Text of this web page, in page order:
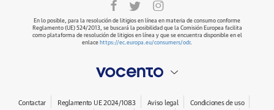
En lo posible, para la resolución de litigios en línea en materia de consumo conforme
Reglamento (UE) 524/2013, se buscará la posibilidad que la Comisión Europea facilita
como plataforma de resolución de litigios en línea y que se encuentra disponible en el
enlace https://ec.europa.eu/consumers/odr.
Contactar Reglamento UE 2024/1083 Aviso legal Condiciones de uso